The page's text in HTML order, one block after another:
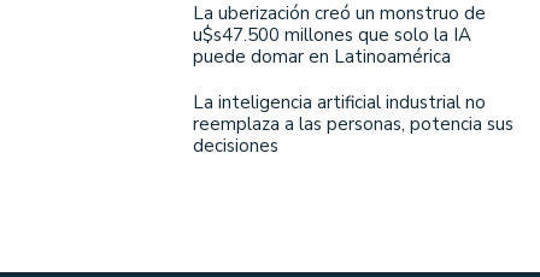
La uberización creó un monstruo de
u$s47.500 millones que solo la IA
puede domar en Latinoamérica
La inteligencia artificial industrial no
reemplaza a las personas, potencia sus
decisiones